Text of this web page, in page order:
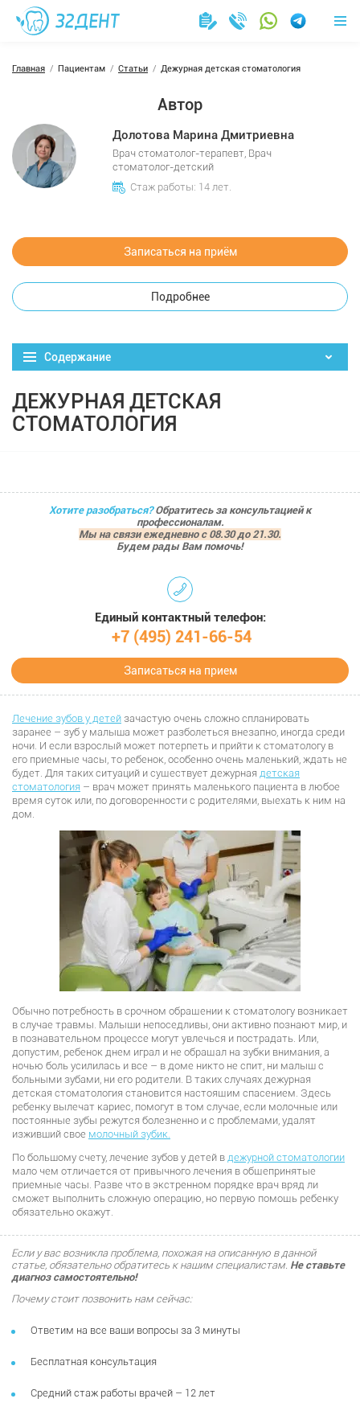
Главная Пациентам Статьи Дежурная детская стоматология
Автор
Долотова Марина Дмитриевна
Врач стоматолог-терапевт, Врач
стоматолог-детский
Стаж работы: 14 лет.
Записаться на приём
Подробнее
Содержание
ДЕЖУРНАЯ ДЕТСКАЯ
СТОМАТОЛОГИЯ
Хотите разобраться?Обратитесь за консультацией к
профессионалам.
Мы на связи ежедневно с 08.30 до 21.30.
Будем рады Вам помочь!
Единый контактный телефон:
+7 (495) 241-66-54
Записаться на прием
Лечение зубов у детей зачастую очень сложно спланировать
заранее – зуб у малыша может разболеться внезапно, иногда среди
ночи. И если взрослый может потерпеть и прийти к стоматологу в
его приемные часы, то ребенок, особенно очень маленький, ждать не
будет. Для таких ситуаций и существует дежурная детская
стоматология – врач может принять маленького пациента в любое
время суток или, по договоренности с родителями, выехать к ним на
дом.
Обычно потребность в срочном обращении к стоматологу возникает
в случае травмы. Малыши непоседливы, они активно познают мир, и
в познавательном процессе могут увлечься и пострадать. Или,
допустим, ребенок днем играл и не обращал на зубки внимания, а
ночью боль усилилась и все – в доме никто не спит, ни малыш с
больными зубами, ни его родители. В таких случаях дежурная
детская стоматология становится настоящим спасением. Здесь
ребенку вылечат кариес, помогут в том случае, если молочные или
постоянные зубы режутся болезненно и с проблемами, удалят
изживший свое молочный зубик.
По большому счету, лечение зубов у детей в дежурной стоматологии
мало чем отличается от привычного лечения в общепринятые
приемные часы. Разве что в экстренном порядке врач вряд ли
сможет выполнить сложную операцию, но первую помощь ребенку
обязательно окажут.
Если у вас возникла проблема, похожая на описанную в данной
статье, обязательно обратитесь к нашим специалистам. Не ставьте
диагноз самостоятельно!
Почему стоит позвонить нам сейчас:
Ответим на все ваши вопросы за 3 минуты
Бесплатная консультация
Средний стаж работы врачей – 12 лет